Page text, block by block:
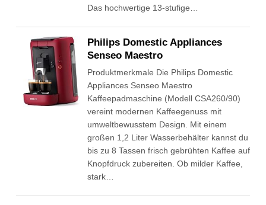
Das hochwertige 13-stufige…
Philips Domestic Appliances
Senseo Maestro
Produktmerkmale Die Philips Domestic
Appliances Senseo Maestro
Kaffeepadmaschine (Modell CSA260/90)
vereint modernen Kaffeegenuss mit
umweltbewusstem Design. Mit einem
großen 1,2 Liter Wasserbehälter kannst du
bis zu 8 Tassen frisch gebrühten Kaffee auf
Knopfdruck zubereiten. Ob milder Kaffee,
stark…